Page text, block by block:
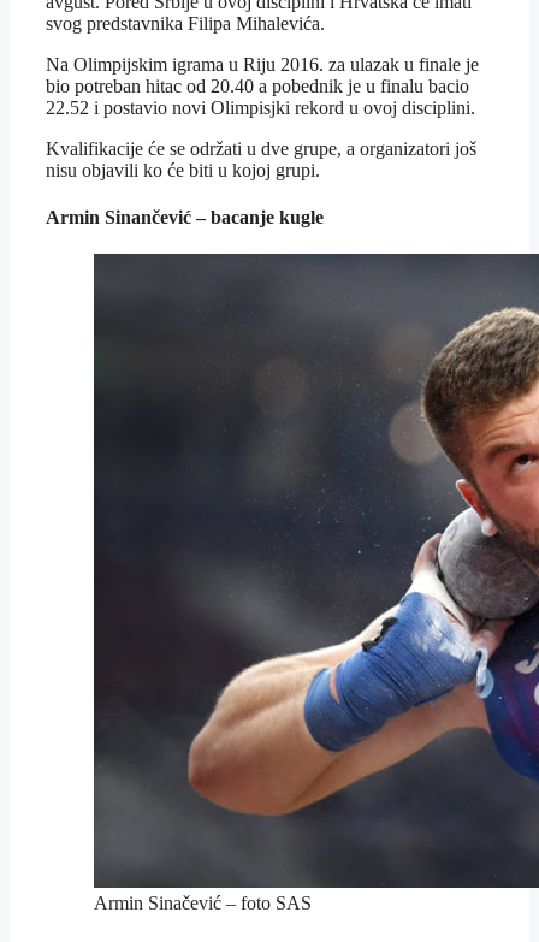
svog predstavnika Filipa Mihalevića.
Na Olimpijskim igrama u Riju 2016. za ulazak u finale je
bio potreban hitac od 20.40 a pobednik je u finalu bacio
22.52 i postavio novi Olimpisjki rekord u ovoj disciplini.
Kvalifikacije će se održati u dve grupe, a organizatori još
nisu objavili ko će biti u kojoj grupi.
Armin Sinančević – bacanje kugle
Armin Sinačević – foto SAS